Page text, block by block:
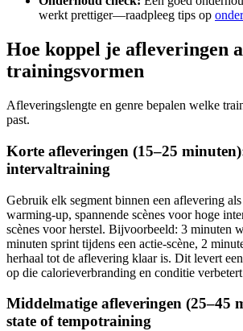
werkt prettiger—raadpleeg tips op
Hoe koppel je afleveringen
trainingsvormen
Afleveringslengte en genre bepalen welke
past.
Korte afleveringen (15–25
intervaltraining
Gebruik elk segment binnen een aflevering
warming-up, spannende scènes voor hoge
scènes voor herstel. Bijvoorbeeld: 3 minuten
minuten sprint tijdens een actie-scène, 2
herhaal tot de aflevering klaar is. Dit levert
op die calorieverbranding en conditie
Middelmatige afleveringen (25–45
state of tempotraining